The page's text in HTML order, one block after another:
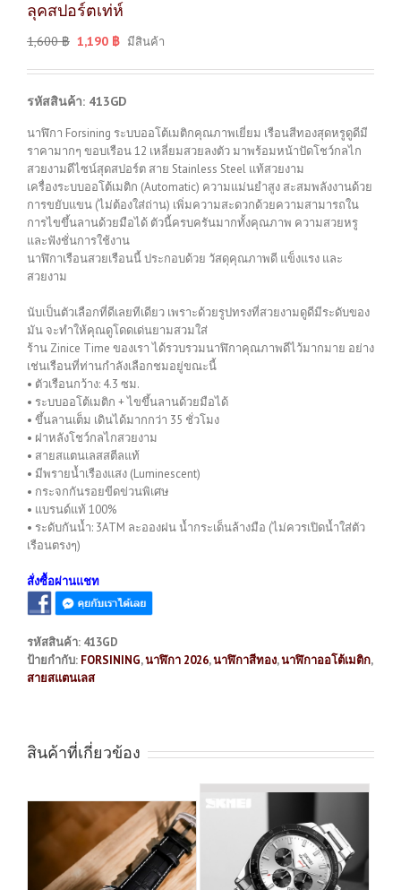
ลุคสปอร์ตเท่ห์
1,600฿ 1,190 ฿ มีสินค้า
รหัสสินค้า: 413GD
นาฬิกา Forsining ระบบออโต้เมติกคุณภาพเยี่ยม เรือนสีทองสุดหรูดูดีมี
ราคามากๆ ขอบเรือน 12 เหลี่ยมสวยลงตัว มาพร้อมหน้าปัดโชว์กลไก
สวยงามดีไซน์สุดสปอร์ต สาย Stainless Steel แท้สวยงาม
เครื่องระบบออโต้เมติก (Automatic) ความแม่นยำสูง สะสมพลังงานด้วย
การขยับแขน (ไม่ต้องใส่ถ่าน) เพิ่มความสะดวกด้วยความสามารถใน
การไขขึ้นลานด้วยมือได้ ตัวนี้ครบครันมากทั้งคุณภาพ ความสวยหรู
และฟังชั่นการใช้งาน
นาฬิกาเรือนสวยเรือนนี้ ประกอบด้วย วัสดุคุณภาพดี แข็งแรง และ
สวยงาม
นับเป็นตัวเลือกที่ดีเลยทีเดียว เพราะด้วยรูปทรงที่สวยงามดูดีมีระดับของ
มัน จะทำให้คุณดูโดดเด่นยามสวมใส่
ร้าน Zinice Time ของเรา ได้รวบรวมนาฬิกาคุณภาพดีไว้มากมาย อย่าง
เช่นเรือนที่ท่านกำลังเลือกชมอยู่ขณะนี้
• ตัวเรือนกว้าง: 4.3 ซม.
• ระบบออโต้เมติก + ไขขึ้นลานด้วยมือได้
• ขึ้นลานเต็ม เดินได้มากกว่า 35 ชั่วโมง
• ฝาหลังโชว์กลไกสวยงาม
• สายสแตนเลสสตีลแท้
• มีพรายน้ำเรืองแสง (Luminescent)
• กระจกกันรอยขีดข่วนพิเศษ
• แบรนด์แท้ 100%
• ระดับกันน้ำ: 3ATM ละอองฝน น้ำกระเด็นล้างมือ (ไม่ควรเปิดน้ำใส่ตัว
เรือนตรงๆ)
สั่งซื้อผ่านแชท
รหัสสินค้า: 413GD
ป้ายกำกับ: FORSINING,นาฬิกา 2026,นาฬิกาสีทอง,นาฬิกาออโต้เมติก,
สายสแตนเลส
สินค้าที่เกี่ยวข้อง